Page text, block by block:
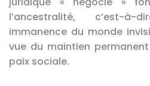
l’ancestralité, c’est-
immanence du monde
vue du maintien
paix sociale.